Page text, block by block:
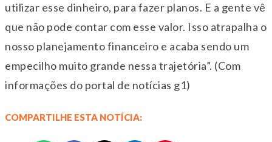
utilizar esse dinheiro, para fazer planos. E a gente vê
que não pode contar com esse valor. Isso atrapalha o
nosso planejamento financeiro e acaba sendo um
empecilho muito grande nessa trajetória”. (Com
informações do portal de notícias g1)
COMPARTILHE ESTA NOTÍCIA: